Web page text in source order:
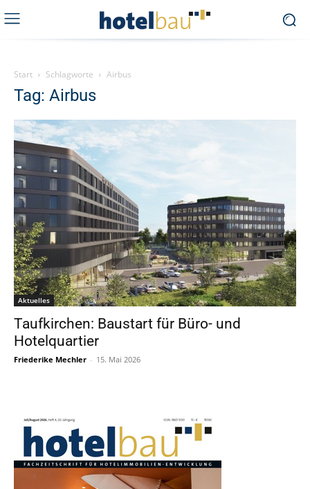
Start Schlagworte Airbus
Tag: Airbus
Aktuelles
Taufkirchen: Baustart für Büro- und
Hotelquartier
Friederike Mechler - 15. Mai 2026